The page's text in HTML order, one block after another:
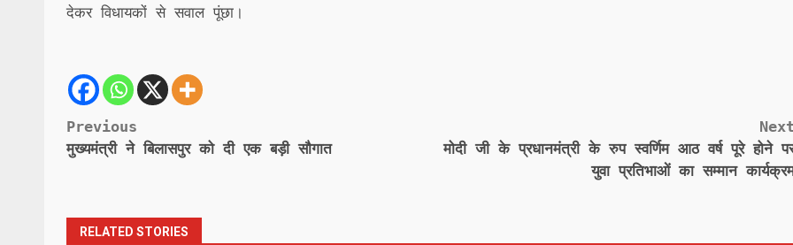
देकर विधायकों से सवाल पूंछा।
Post
navigation
Previous
मुख्यमंत्री ने बिलासपुर को दी एक बड़ी सौगात
Next
मोदी जी के प्रधानमंत्री के रुप स्वर्णिम आठ वर्ष पूरे होने
युवा प्रतिभाओं का सम्मान
RELATED STORIES